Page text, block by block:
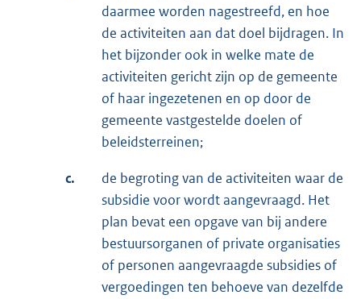
daarmee worden nagestreefd, en hoe
de activiteiten aan dat doel bijdragen. In
het bijzonder ook in welke mate de
activiteiten gericht zijn op de gemeente
of haar ingezetenen en op door de
gemeente vastgestelde doelen of
beleidsterreinen;
c.
de begroting van de activiteiten waar de
subsidie voor wordt aangevraagd. Het
plan bevat een opgave van bij andere
bestuursorganen of private organisaties
of personen aangevraagde subsidies of
vergoedingen ten behoeve van dezelfde